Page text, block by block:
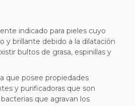
indicado para pieles cuyo
y brillante debido a la dilatación
bultos de grasa, espinillas y
que posee propiedades
y purificadoras que son
que agravan los